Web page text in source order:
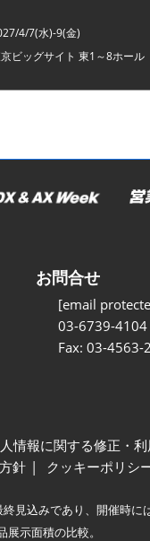
4/7(水)-9(金)
ビッグサイト 東1～8ホール
お問合せ
[email
03-6739-4104
Fax: 03-4563-
情報に関する修正・
針
クッキーポリシ
見込みであり、開催時に
示面積の比較。